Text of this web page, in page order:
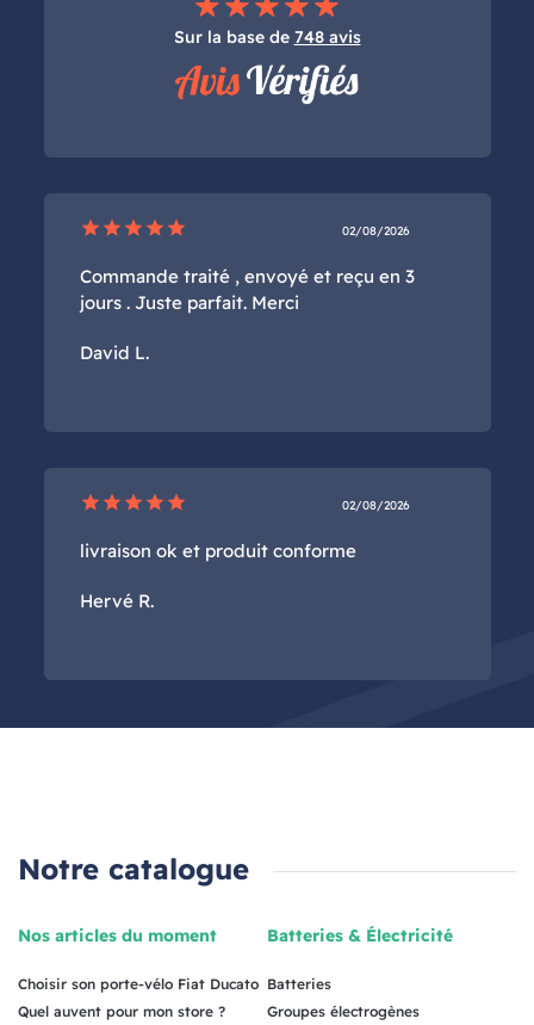
Sur la base de 748 avis
star star star star star 02/08/2026
Commande traité , envoyé et reçu en 3
jours . Juste parfait. Merci
David L.
star star star star star 02/08/2026
livraison ok et produit conforme
Hervé R.
Notre catalogue
Nos articles du moment
Choisir son porte-vélo Fiat Ducato
Quel auvent pour mon store ?
Batteries & Électricité
Batteries
Groupes électrogènes